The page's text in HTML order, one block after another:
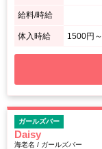
給料/時給
体入時給 1500円～
ガールズバー
Daisy
海老名 / ガールズバー